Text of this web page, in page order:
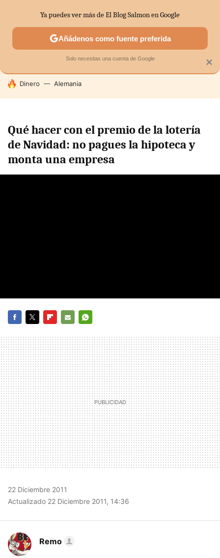
SECTORES ECONOMÍA DOMÉSTICA MERCADOS
HOY SE HABLA DE
Dinero Alemania
Qué hacer con el premio de la lotería
de Navidad: no pagues la hipoteca y
monta una empresa
MAIL
22 Diciembre 2011
Actualizado 22 Diciembre 2011, 14:36
Remo
×
Ya puedes ver más de El Blog Salmon en Google
Añádenos como fuente preferida
Solo necesitas una cuenta de Google